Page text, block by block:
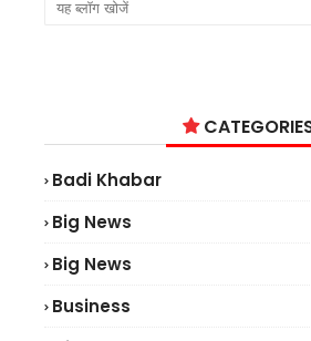
Badi Khabar
Big News
Big News
Business